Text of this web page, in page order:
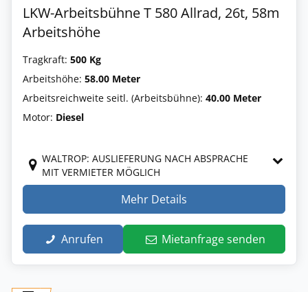
LKW-Arbeitsbühne T 580 Allrad, 26t, 58m
Arbeitshöhe
Tragkraft: 500 Kg
Arbeitshöhe: 58.00 Meter
Arbeitsreichweite seitl. (Arbeitsbühne): 40.00 Meter
Motor: Diesel
WALTROP: AUSLIEFERUNG NACH ABSPRACHE
MIT VERMIETER MÖGLICH
Mehr Details
Anrufen Mietanfrage senden